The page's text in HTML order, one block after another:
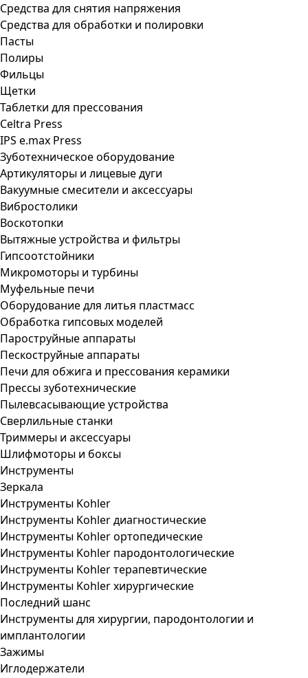
Средства для снятия напряжения
Средства для обработки и полировки
Пасты
Полиры
Фильцы
Щетки
Таблетки для прессования
Celtra Press
IPS e.max Press
Зуботехническое оборудование
Артикуляторы и лицевые дуги
Вакуумные смесители и аксессуары
Вибростолики
Воскотопки
Вытяжные устройства и фильтры
Гипсоотстойники
Микромоторы и турбины
Муфельные печи
Оборудование для литья пластмасс
Обработка гипсовых моделей
Пароструйные аппараты
Пескоструйные аппараты
Печи для обжига и прессования керамики
Прессы зуботехнические
Пылевсасывающие устройства
Сверлильные станки
Триммеры и аксессуары
Шлифмоторы и боксы
Инструменты
Зеркала
Инструменты Kohler
Инструменты Kohler диагностические
Инструменты Kohler ортопедические
Инструменты Kohler пародонтологические
Инструменты Kohler терапевтические
Инструменты Kohler хирургические
Последний шанс
Инструменты для хирургии, пародонтологии и
имплантологии
Зажимы
Иглодержатели